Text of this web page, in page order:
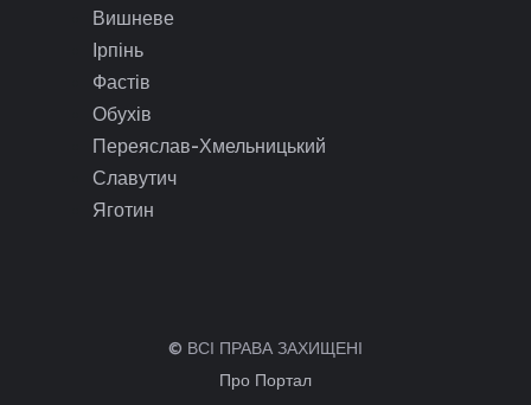
Вишневе
Ірпінь
Фастів
Обухів
Переяслав-Хмельницький
Славутич
Яготин
© ВСІ ПРАВА ЗАХИЩЕНІ
Про Портал